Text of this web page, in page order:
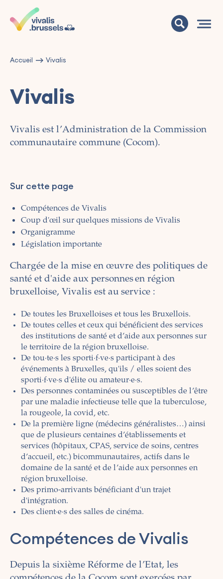
Accueil Vivalis
Vivalis
Vivalis est l’Administration de la Commission
communautaire commune (Cocom).
Sur cette page
Compétences de Vivalis
Coup d'œil sur quelques missions de Vivalis
Organigramme
Législation importante
Chargée de la mise en œuvre des politiques de
santé et d'aide aux personnes en région
bruxelloise, Vivalis est au service :
De toutes les Bruxelloises et tous les Bruxellois.
De toutes celles et ceux qui bénéficient des services
des institutions de santé et d’aide aux personnes sur
le territoire de la région bruxelloise.
De tou·te·s les sporti·f·ve·s participant à des
événements à Bruxelles, qu'ils / elles soient des
sporti·f·ve·s d'élite ou amateur·e·s.
Des personnes contaminées ou susceptibles de l’être
par une maladie infectieuse telle que la tuberculose,
la rougeole, la covid, etc.
De la première ligne (médecins généralistes…) ainsi
que de plusieurs centaines d’établissements et
services (hôpitaux, CPAS, service de soins, centres
d’accueil, etc.) bicommunautaires, actifs dans le
domaine de la santé et de l’aide aux personnes en
région bruxelloise.
Des primo-arrivants bénéficiant d'un trajet
d'intégration.
Des client·e·s des salles de cinéma.
Compétences de Vivalis
Depuis la sixième Réforme de l’Etat, les